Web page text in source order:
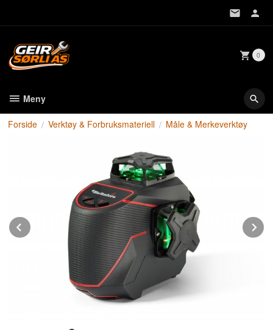
0
Meny
Forside Verktøy & Forbruksmateriell Måle & Merkeverktøy
Prev